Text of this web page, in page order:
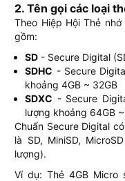
2. Tên gọi các loại
Theo Hiệp Hội Thẻ
gồm:
SD - Secure Digital
SDHC - Secure
khoảng 4GB ~ 32GB
SDXC - Secure
lượng khoảng 64GB
Chuẩn Secure Digital
là SD, MiniSD,
lượng).
Ví dụ: Thẻ 4GB Micro